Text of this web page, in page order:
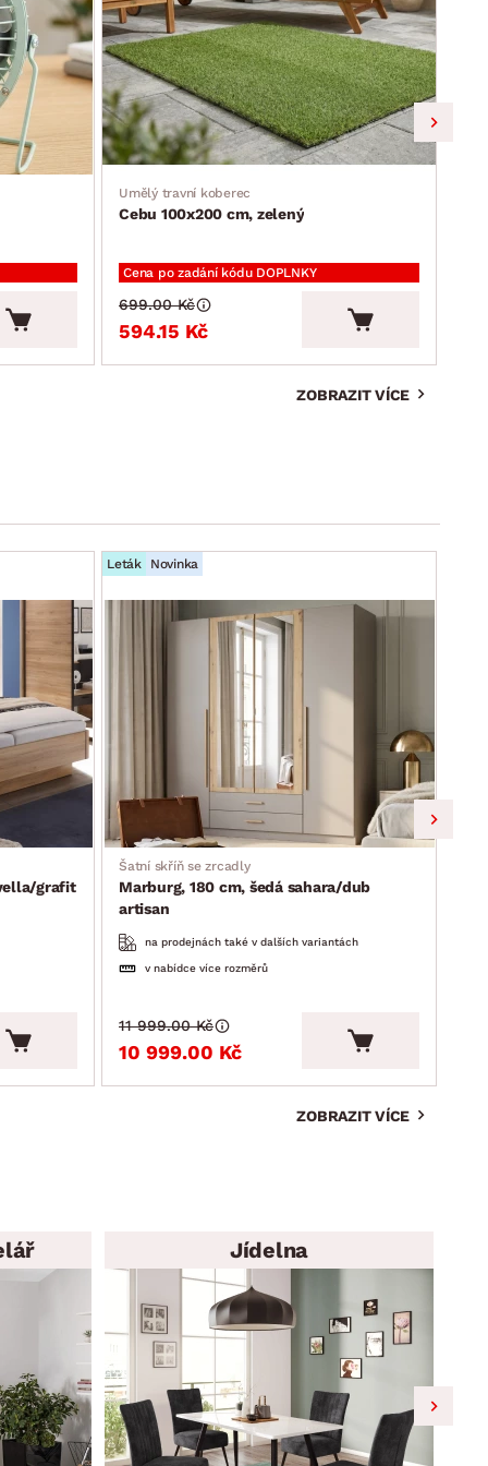
Umělý travní koberec
Cebu 100x200 cm, zelený
Cena po zadání kódu DOPLNKY
594.15 Kč
699.00 Kč
ZOBRAZIT VÍCE
grafit
Leták Novinka
Šatní skříň se zrcadly
Marburg, 180 cm, šedá sahara/dub
artisan
na prodejnách také v dalších variantách
v nabídce více rozměrů
10 999.00 Kč
11 999.00 Kč
ZOBRAZIT VÍCE
Jídelna